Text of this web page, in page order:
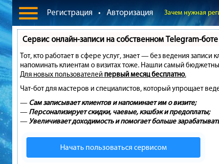
Регистрация • Авторизация Зачем нужная
Сервис онлайн-записи на собственном Telegram-боте
Тот, кто работает в сфере услуг, знает — без ведения
напоминать клиентам о визитах тоже. Нашли самый
Для новых пользователей первый месяц бесплатно.
Чат-бот для мастеров и специалистов, который упрощает
— Сам записывает клиентов и напоминает им о визите;
— Персонализирует скидки, чаевые, кэшбэк и предоплаты;
—Увеличивает доходимость и помогает больше
Начать пользоваться сервисом